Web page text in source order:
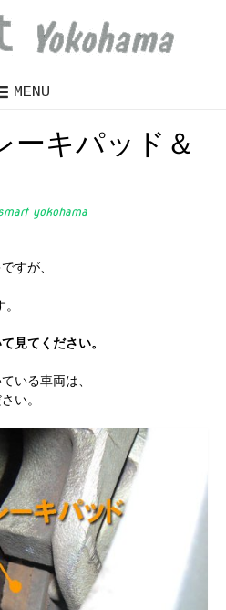
MENU
ーキパッド＆
yokohama
すが、
見てください。
いる車両は、
い。